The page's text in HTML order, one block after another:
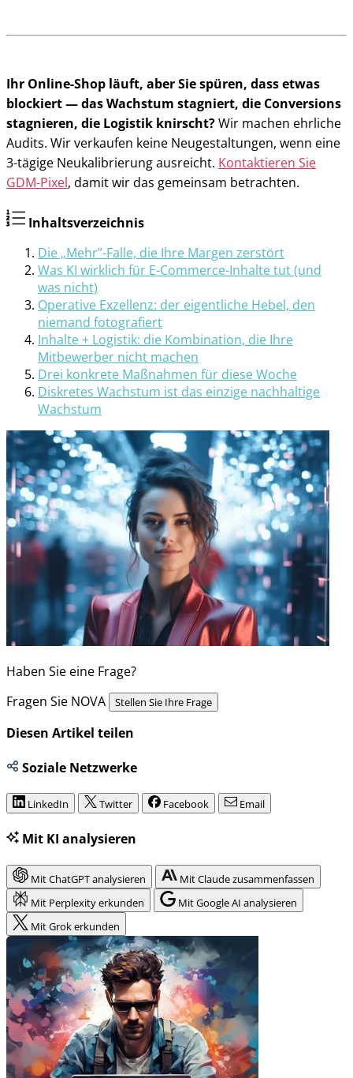
Ihr Online-Shop läuft, aber Sie spüren, dass etwas
blockiert — das Wachstum stagniert, die Conversions
stagnieren, die Logistik knirscht?Wir machen ehrliche
Audits. Wir verkaufen keine Neugestaltungen, wenn eine
3-tägige Neukalibrierung ausreicht. Kontaktieren Sie
GDM-Pixel, damit wir das gemeinsam betrachten.
Inhaltsverzeichnis
Die „Mehr”-Falle, die Ihre Margen zerstört
Was KI wirklich für E-Commerce-Inhalte tut (und
was nicht)
Operative Exzellenz: der eigentliche Hebel, den
niemand fotografiert
Inhalte + Logistik: die Kombination, die Ihre
Mitbewerber nicht machen
Drei konkrete Maßnahmen für diese Woche
Diskretes Wachstum ist das einzige nachhaltige
Wachstum
Haben Sie eine Frage?
Fragen Sie NOVA
Stellen Sie Ihre Frage
Diesen Artikel teilen
Soziale Netzwerke
LinkedIn Twitter Facebook Email
Mit KI analysieren
Mit ChatGPT analysieren
Mit Claude zusammenfassen
Mit Perplexity erkunden
Mit Google AI analysieren
Mit Grok erkunden